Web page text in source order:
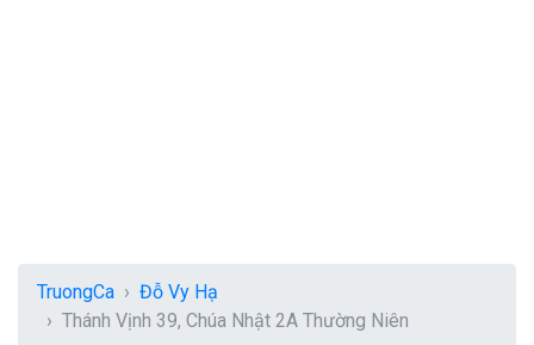
TruongCa
Đỗ Vy Hạ
Thánh Vịnh 39, Chúa Nhật 2A Thường Niên